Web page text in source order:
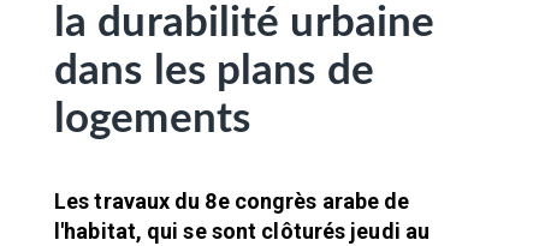
la durabilité urbaine
dans les plans de
logements
Les travaux du 8e congrès arabe de
l'habitat, qui se sont clôturés jeudi au